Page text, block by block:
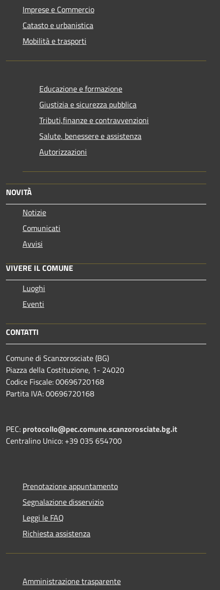
Imprese e Commercio
Catasto e urbanistica
Mobilità e trasporti
Educazione e formazione
Giustizia e sicurezza pubblica
Tributi,finanze e contravvenzioni
Salute, benessere e assistenza
Autorizzazioni
NOVITÀ
Notizie
Comunicati
Avvisi
VIVERE IL COMUNE
Luoghi
Eventi
CONTATTI
Comune di Scanzorosciate (BG)
Piazza della Costituzione, 1- 24020
Codice Fiscale: 00696720168
Partita IVA: 00696720168
PEC: protocollo@pec.comune.scanzorosciate.bg.it
Centralino Unico: +39 035 654700
Prenotazione appuntamento
Segnalazione disservizio
Leggi le FAQ
Richiesta assistenza
Amministrazione trasparente